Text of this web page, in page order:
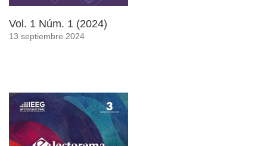
Vol. 1 Núm. 1 (2024)
13 septiembre 2024